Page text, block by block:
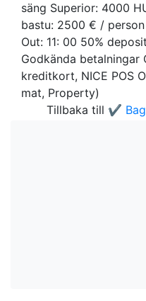
säng Superior: 4000
bastu: 2500 € /
Out: 11: 00 50%
Godkända betalningar
kreditkort, NICE POS
mat, Property)
Tillbaka till ✔️